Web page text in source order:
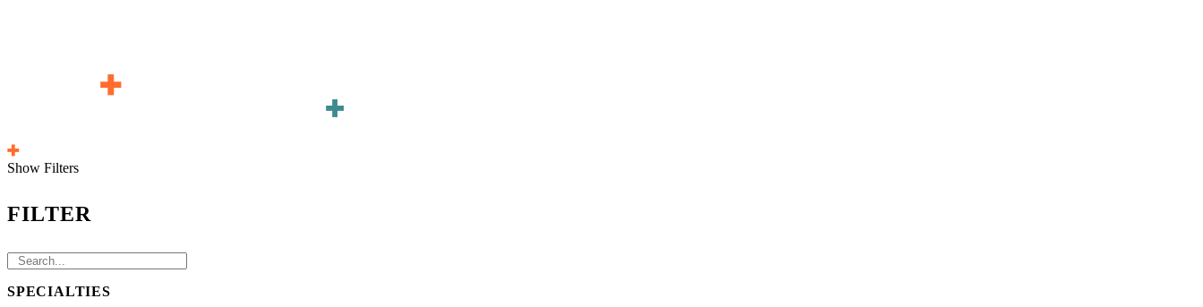
Show Filters
FILTER
SPECIALTIES